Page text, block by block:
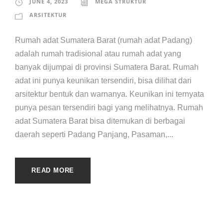
ARSITEKTUR
Rumah adat Sumatera Barat (rumah adat Padang)
adalah rumah tradisional atau rumah adat yang
banyak dijumpai di provinsi Sumatera Barat. Rumah
adat ini punya keunikan tersendiri, bisa dilihat dari
arsitektur bentuk dan warnanya. Keunikan ini ternyata
punya pesan tersendiri bagi yang melihatnya. Rumah
adat Sumatera Barat bisa ditemukan di berbagai
daerah seperti Padang Panjang, Pasaman,...
READ MORE